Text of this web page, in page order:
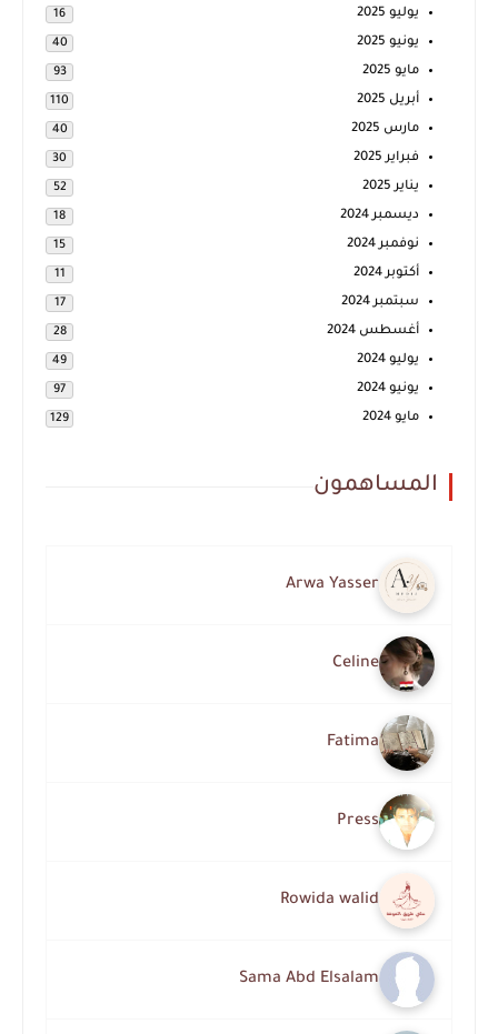
يوليو 2025 16
يونيو 2025 40
مايو 2025 93
أبريل 2025 110
مارس 2025 40
فبراير 2025 30
يناير 2025 52
ديسمبر 2024 18
نوفمبر 2024 15
أكتوبر 2024 11
سبتمبر 2024 17
أغسطس 2024 28
يوليو 2024 49
يونيو 2024 97
مايو 2024 129
المساهمون
Arwa Yasser
Celine
Fatima
Press
Rowida walid
Sama Abd Elsalam